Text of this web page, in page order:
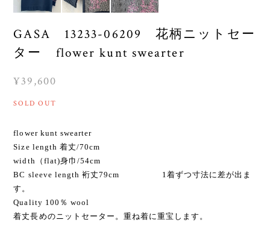
GASA 13233-06209 花柄ニットセー
ター flower kunt swearter
¥39,600
SOLD OUT
flower kunt swearter
Size length 着丈/70cm
width（flat)身巾/54cm
BC sleeve length 裄丈79cm 1着ずつ寸法に差が出ま
す。
Quality 100％ wool
着丈長めのニットセーター。重ね着に重宝します。